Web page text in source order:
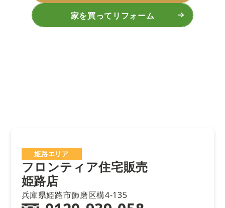
家を買ってリフォーム
姫路エリア
フロンティア住宅販売
姫路店
兵庫県姫路市飾磨区構4-135